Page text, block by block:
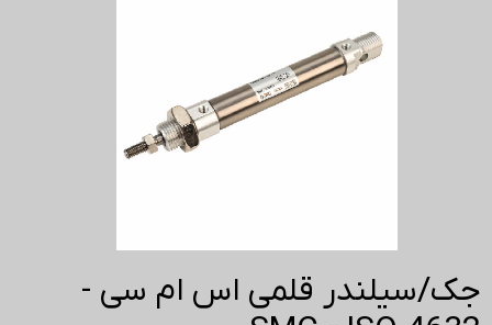
جک/سیلندر قلمی اس ام سی -